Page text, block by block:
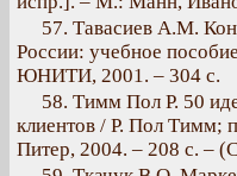
57. Тавасиев А.М.
России: учебное
ЮНИТИ, 2001. – 304 с.
58. Тимм Пол Р. 50
клиентов / Р. Пол Тимм;
Питер, 2004. – 208 с. –